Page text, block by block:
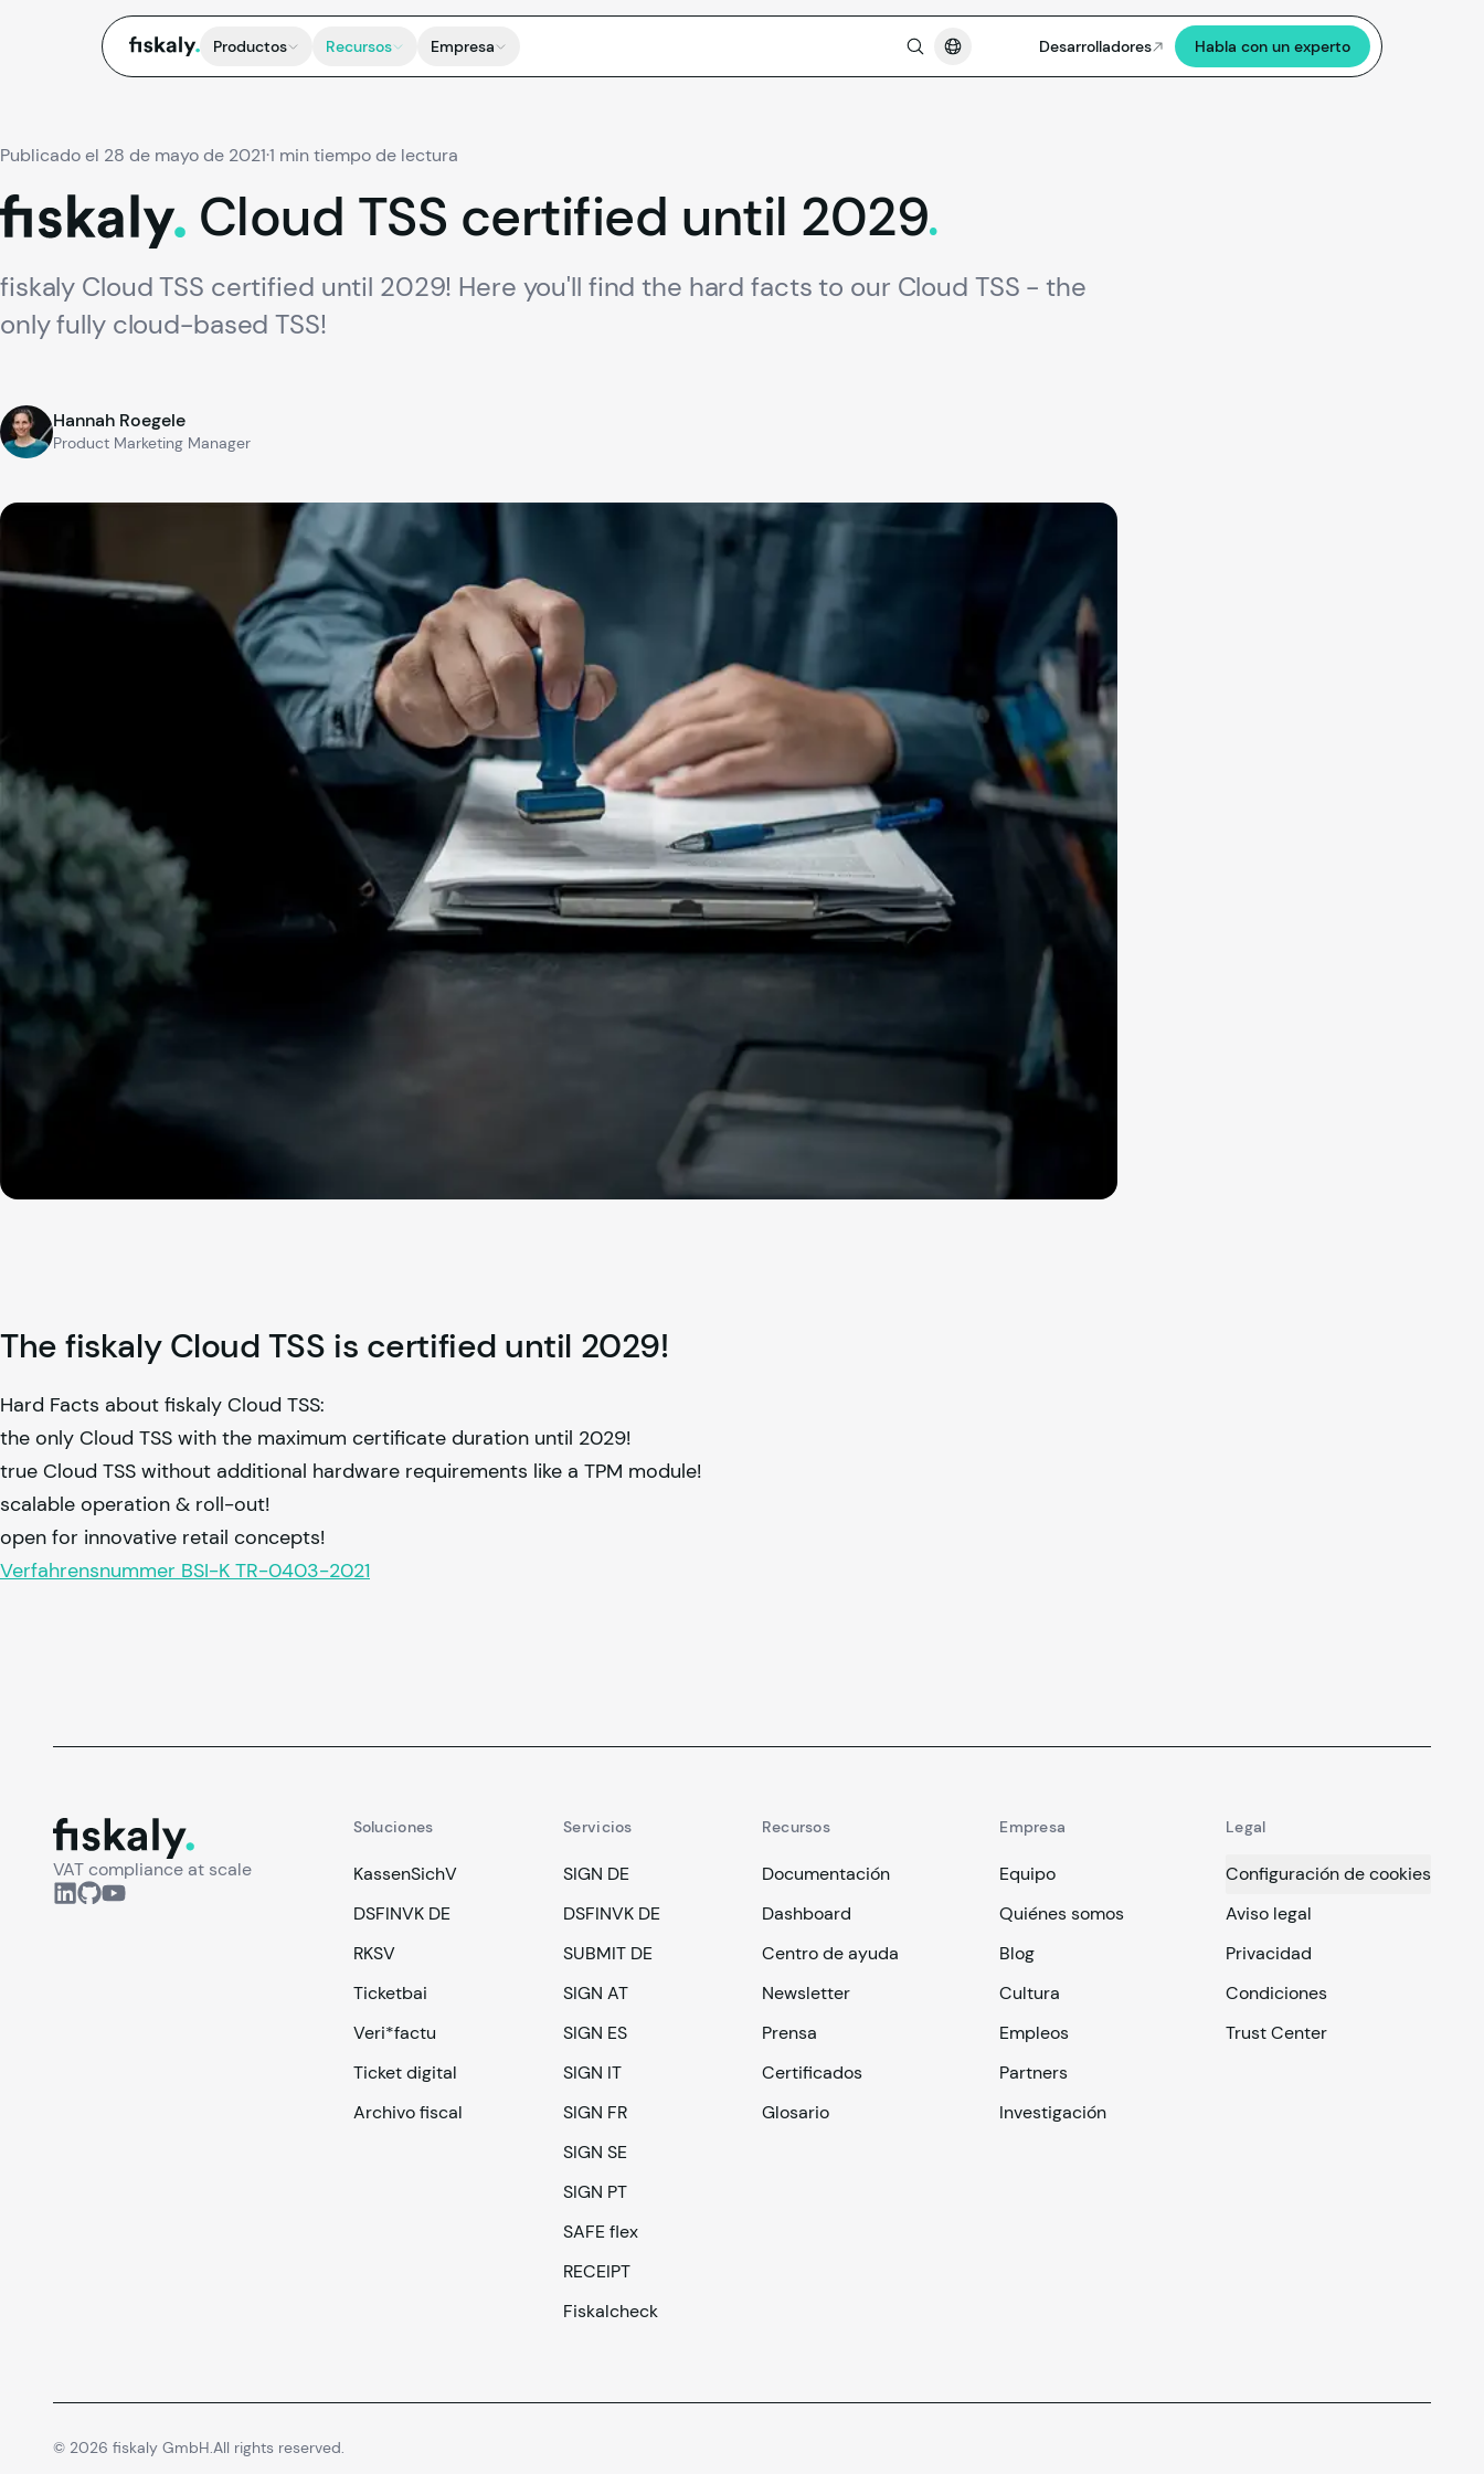
fiskaly. Productos Recursos Empresa Desarrolladores Habla con un experto
Publicado el 28 de mayo de 2021·1 min tiempo de lectura
fiskaly. Cloud TSS certified until 2029.
fiskaly Cloud TSS certified until 2029! Here you'll find the hard facts to our Cloud TSS - the
only fully cloud-based TSS!
Hannah Roegele
Product Marketing Manager
ThefiskalyCloud TSS is certified until 2029!
Hard Facts about fiskaly Cloud TSS:
the only Cloud TSS with the maximum certificate duration until 2029!
true Cloud TSS without additional hardware requirements like a TPM module!
scalable operation & roll-out!
open for innovative retail concepts!
Verfahrensnummer BSI-K TR-0403-2021
fiskaly.
VAT compliance at scale
Soluciones
KassenSichV
DSFINVK DE
RKSV
Ticketbai
Veri*factu
Ticket digital
Archivo fiscal
Servicios
SIGN DE
DSFINVK DE
SUBMIT DE
SIGN AT
SIGN ES
SIGN IT
SIGN FR
SIGN SE
SIGN PT
SAFE flex
RECEIPT
Fiskalcheck
Recursos
Documentación
Dashboard
Centro de ayuda
Newsletter
Prensa
Certificados
Glosario
Empresa
Equipo
Quiénes somos
Blog
Cultura
Empleos
Partners
Investigación
Legal
Configuración de cookies
Aviso legal
Privacidad
Condiciones
Trust Center
© 2026 fiskaly GmbH.All rights reserved.